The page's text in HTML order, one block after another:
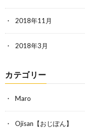
2018年11月
2018年3月
カテゴリー
Maro
Ojisan【おじぽん】